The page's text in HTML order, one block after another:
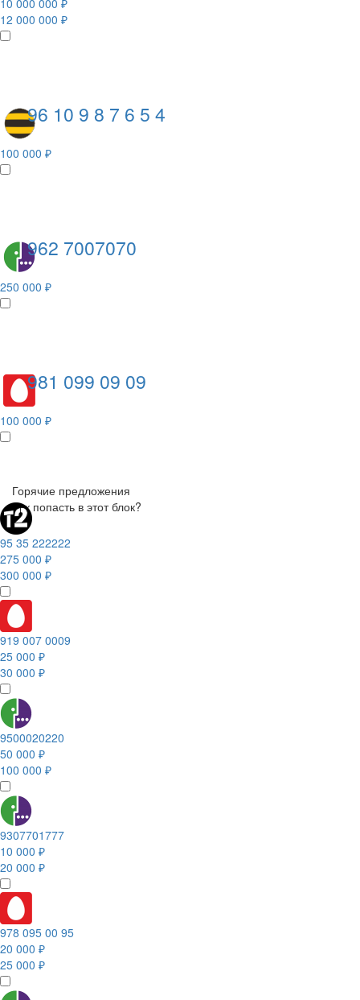
10 000 000 ₽
12 000 000 ₽
96 10 9 8 7 6 5 4
100 000 ₽
962 7007070
250 000 ₽
981 099 09 09
100 000 ₽
Горячие предложения
Как попасть в этот блок?
95 35 222222
275 000 ₽
300 000 ₽
919 007 0009
25 000 ₽
30 000 ₽
9500020220
50 000 ₽
100 000 ₽
9307701777
10 000 ₽
20 000 ₽
978 095 00 95
20 000 ₽
25 000 ₽